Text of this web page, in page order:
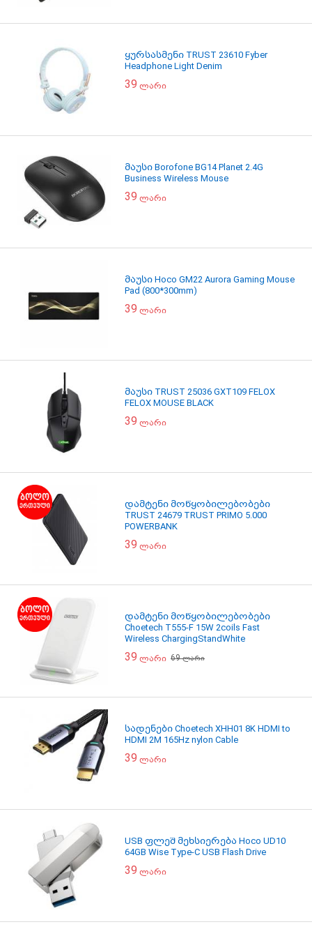
ყურსასმენი TRUST 23610 Fyber
Headphone Light Denim
39 ლარი
მაუსი Borofone BG14 Planet 2.4G
Business Wireless Mouse
39 ლარი
მაუსი Hoco GM22 Aurora Gaming Mouse
Pad (800*300mm)
39 ლარი
მაუსი TRUST 25036 GXT109 FELOX
FELOX MOUSE BLACK
39 ლარი
დამტენი მოწყობილებობები
TRUST 24679 TRUST PRIMO 5.000
POWERBANK
39 ლარი
დამტენი მოწყობილებობები
Choetech T555-F 15W 2coils Fast
Wireless ChargingStandWhite
39 ლარი 69ლარი
სადენები Choetech XHH01 8K HDMI to
HDMI 2M 165Hz nylon Cable
39 ლარი
USB ფლეშ მეხსიერება Hoco UD10
64GB Wise Type-C USB Flash Drive
39 ლარი